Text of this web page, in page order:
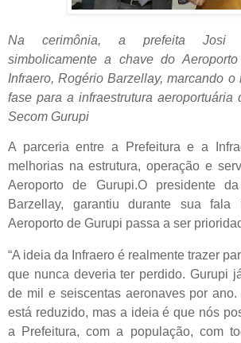
Na cerimônia, a prefeita Josi
simbolicamente a chave do
Infraero, Rogério Barzellay, marcando
fase para a infraestrutura aeroportuária
Secom Gurupi
A parceria entre a Prefeitura e a
melhorias na estrutura, operação e
Aeroporto de Gurupi.O presidente
Barzellay, garantiu durante sua
Aeroporto de Gurupi passa a ser
“A ideia da Infraero é realmente trazer
que nunca deveria ter perdido. Gurupi
de mil e seiscentas aeronaves por
está reduzido, mas a ideia é que nós
a Prefeitura, com a população, com